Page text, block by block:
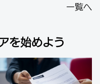
一覧へ
を始めよう